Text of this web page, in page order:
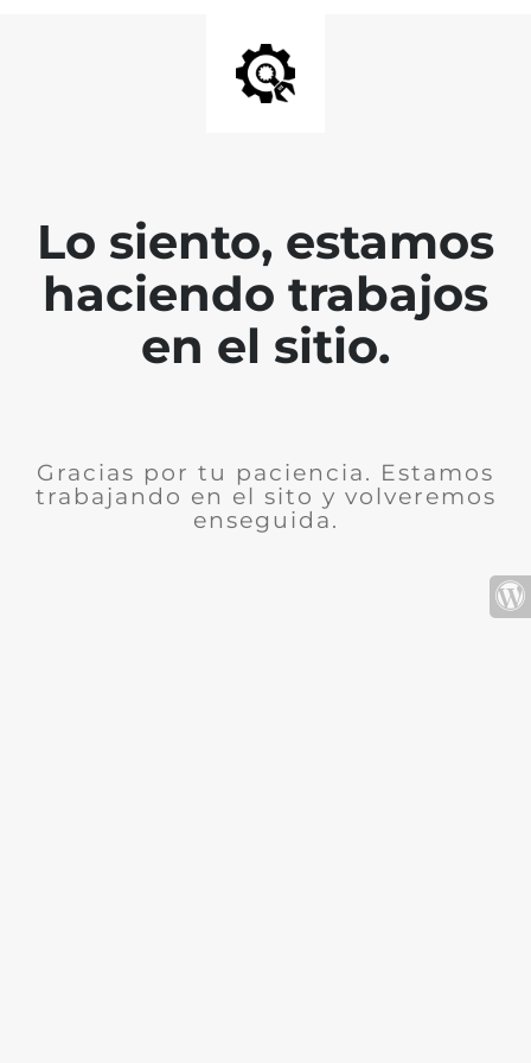
Lo siento, estamos
haciendo trabajos
en el sitio.
Gracias por tu paciencia. Estamos
trabajando en el sito y volveremos
enseguida.